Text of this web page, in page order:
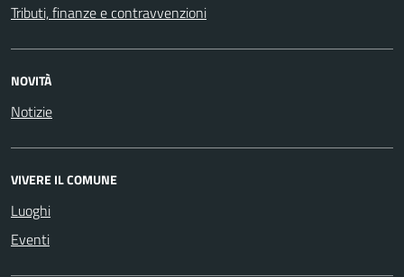
Tributi, finanze e contravvenzioni
NOVITÀ
Notizie
VIVERE IL COMUNE
Luoghi
Eventi